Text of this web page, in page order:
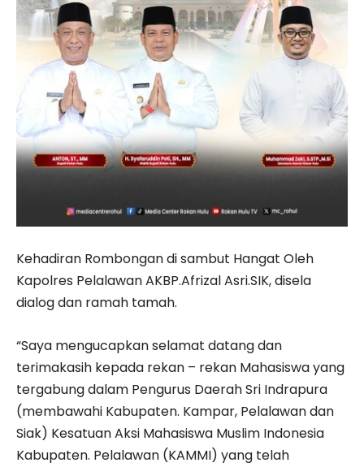
Kehadiran Rombongan di sambut Hangat Oleh
Kapolres Pelalawan AKBP.Afrizal Asri.SIK, disela
dialog dan ramah tamah.
“Saya mengucapkan selamat datang dan
terimakasih kepada rekan – rekan Mahasiswa yang
tergabung dalam Pengurus Daerah Sri Indrapura
(membawahi Kabupaten. Kampar, Pelalawan dan
Siak) Kesatuan Aksi Mahasiswa Muslim Indonesia
Kabupaten. Pelalawan (KAMMI) yang telah